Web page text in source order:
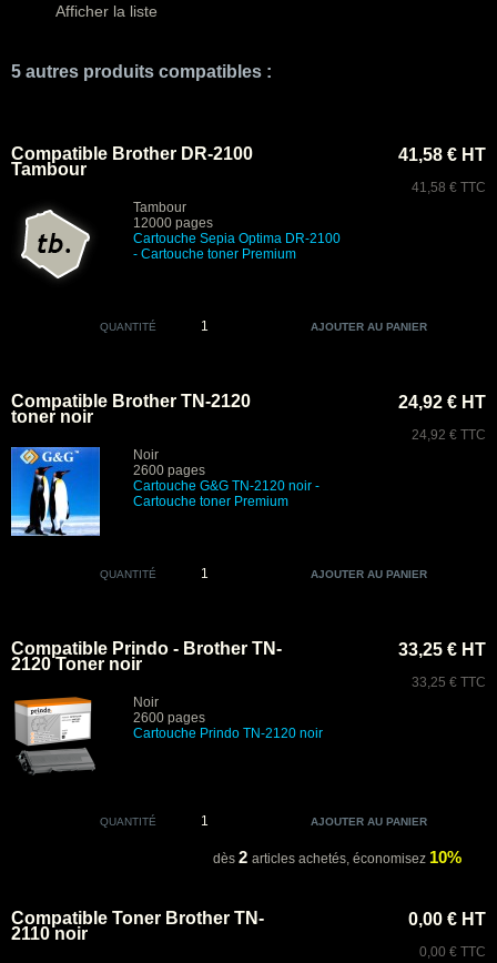
Afficher la liste
5 autres produits compatibles :
Compatible Brother DR-2100
Tambour
Tambour
12000 pages
Cartouche Sepia Optima DR-2100
- Cartouche toner Premium
41,58 € HT
41,58 € TTC
QUANTITÉ
Compatible Brother TN-2120
toner noir
Noir
2600 pages
Cartouche G&G TN-2120 noir -
Cartouche toner Premium
24,92 € HT
24,92 € TTC
QUANTITÉ
Compatible Prindo - Brother TN-
2120 Toner noir
Noir
2600 pages
Cartouche Prindo TN-2120 noir
33,25 € HT
33,25 € TTC
QUANTITÉ
dès 2 articles achetés, économisez 10%
Compatible Toner Brother TN-
2110 noir
0,00 € HT
0,00 € TTC